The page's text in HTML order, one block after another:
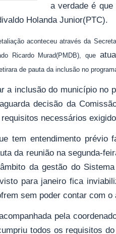
a verdade é
Holanda Junior(PTC).
aconteceu através da
Ricardo Murad(PMDB), que
de pauta da inclusão no
a inclusão do município no
decisão da
necessários
tem entendimento prévio
da reunião na segunda-
da gestão do
para janeiro fica
sem poder contar com o
pela
todos os requisitos